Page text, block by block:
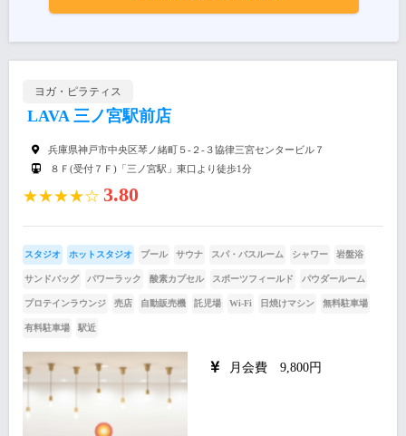
ヨガ・ピラティス
LAVA 三ノ宮駅前店
兵庫県神戸市中央区琴ノ緒町５-２-３協律三宮センタービル７
８Ｆ(受付７Ｆ)「三ノ宮駅」東口より徒歩1分
★★★★☆ 3.80
スタジオ ホットスタジオ プール サウナ スパ・バスルーム シャワー 岩盤浴
サンドバッグ パワーラック 酸素カプセル スポーツフィールド パウダールーム
プロテインラウンジ 売店 自動販売機 託児場 Wi-Fi 日焼けマシン 無料駐車場
有料駐車場 駅近
月会費 9,800円